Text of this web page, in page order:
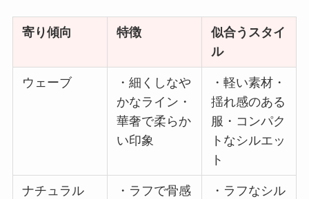
寄り傾向 特徴
似合うスタイ
ル
ウェーブ
・細くしなや
かなライン・
華奢で柔らか
い印象
・軽い素材・
揺れ感のある
服・コンパク
トなシルエッ
ト
ナチュラル
・ラフで骨感
・ラフなシル